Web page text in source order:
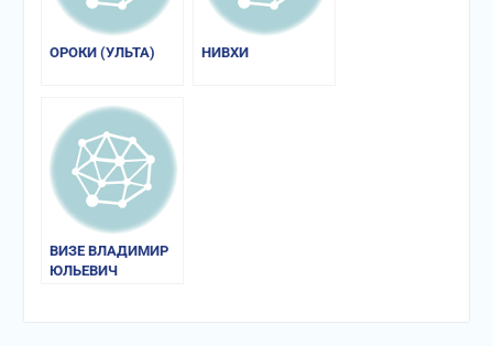
ОРОКИ (УЛЬТА) НИВХИ
ВИЗЕ ВЛАДИМИР
ЮЛЬЕВИЧ